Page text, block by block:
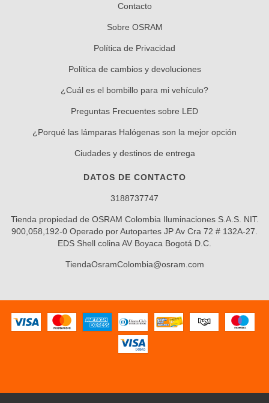
Contacto
Sobre OSRAM
Política de Privacidad
Política de cambios y devoluciones
¿Cuál es el bombillo para mi vehículo?
Preguntas Frecuentes sobre LED
¿Porqué las lámparas Halógenas son la mejor opción
Ciudades y destinos de entrega
DATOS DE CONTACTO
3188737747
Tienda propiedad de OSRAM Colombia Iluminaciones S.A.S. NIT.
900,058,192-0 Operado por Autopartes JP Av Cra 72 # 132A-27.
EDS Shell colina AV Boyaca Bogotá D.C.
TiendaOsramColombia@osram.com